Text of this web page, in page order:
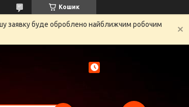
Кошик
заявку буде оброблено найближчим робочим